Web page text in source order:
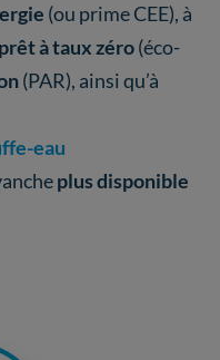
(ou prime CEE), à
à taux zéro(éco-
(PAR), ainsi qu’à
eau
plus disponible